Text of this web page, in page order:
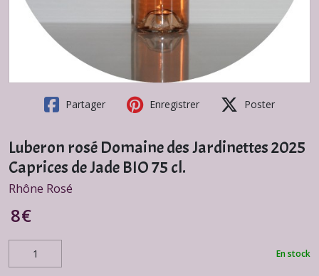
Partager Enregistrer Poster
Luberon rosé Domaine des Jardinettes 2025
Caprices de Jade BIO 75 cl.
Rhône Rosé
8€
En stock